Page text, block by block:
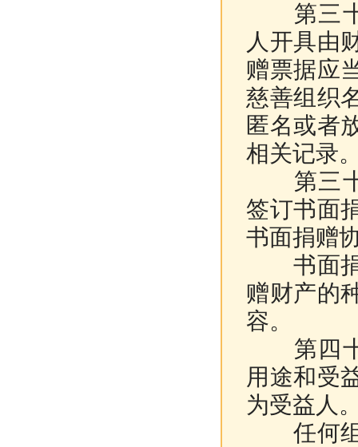
第三十
人开具由
赠票据应
慈善组织
匿名或者
相关记录
第三十
签订书面
书面捐赠
书面捐
赠财产的
容。
第四十
用途和受
为受益人
任何组